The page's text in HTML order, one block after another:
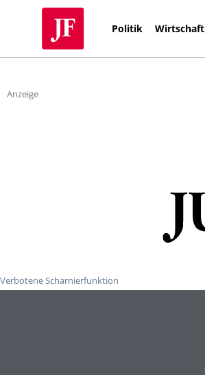
Politik Wirtschaft
Anzeige
Verbotene Scharnierfunktion